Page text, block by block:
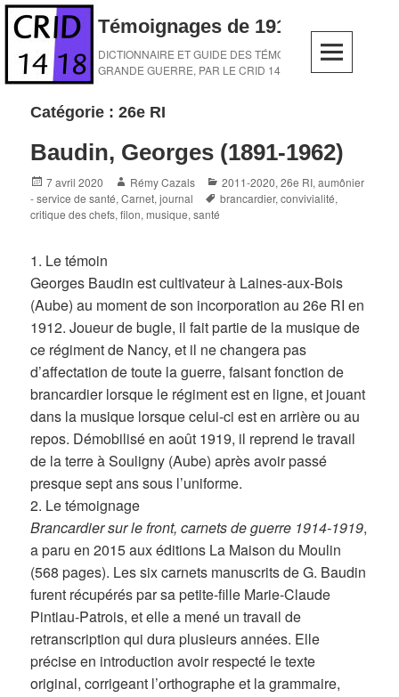
Skip
content
Témoignages de 1914-1918
DICTIONNAIRE ET GUIDE DES TÉMOINS DE LA
GRANDE GUERRE, PAR LE CRID 14-18
Catégorie :26e RI
Baudin, Georges (1891-1962)
Posted
on
7 avril 2020 Author
Rémy Cazals Categories
2011-2020,26e RI,aumônier
- service de santé,Carnet, journal Tags
brancardier,convivialité,
critique des chefs,filon,musique,santé
1. Le témoin
Georges Baudin est cultivateur à Laines-aux-Bois
(Aube) au moment de son incorporation au 26e RI en
1912. Joueur de bugle, il fait partie de la musique de
ce régiment de Nancy, et il ne changera pas
d’affectation de toute la guerre, faisant fonction de
brancardier lorsque le régiment est en ligne, et jouant
dans la musique lorsque celui-ci est en arrière ou au
repos. Démobilisé en août 1919, il reprend le travail
de la terre à Souligny (Aube) après avoir passé
presque sept ans sous l’uniforme.
2. Le témoignage
Brancardier sur le front, carnets de guerre 1914-1919,
a paru en 2015 aux éditions La Maison du Moulin
(568 pages). Les six carnets manuscrits de G. Baudin
furent récupérés par sa petite-fille Marie-Claude
Pintiau-Patrois, et elle a mené un travail de
retranscription qui dura plusieurs années. Elle
précise en introduction avoir respecté le texte
original, corrigeant l’orthographe et la grammaire,